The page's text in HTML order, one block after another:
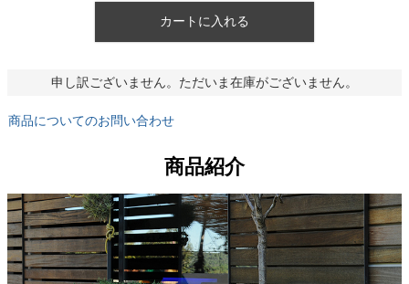
カートに入れる
申し訳ございません。ただいま在庫がございません。
商品についてのお問い合わせ
商品紹介